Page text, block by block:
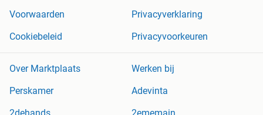
Voorwaarden
Privacyverklaring
Cookiebeleid
Privacyvoorkeuren
Over Marktplaats
Werken bij
Perskamer
Adevinta